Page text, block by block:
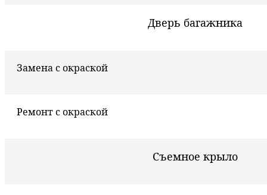
Дверь багажника
Замена с окраской
Ремонт с окраской
Съемное крыло